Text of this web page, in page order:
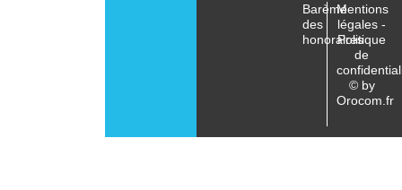
Barème
des
honoraires
Mentions
légales -
Politique
de
© by
Orocom.fr